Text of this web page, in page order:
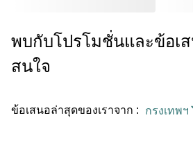
พบกับโปรโมชั่นและข้อเ
สนใจ
ข้อเสนอล่าสุดของเราจาก :